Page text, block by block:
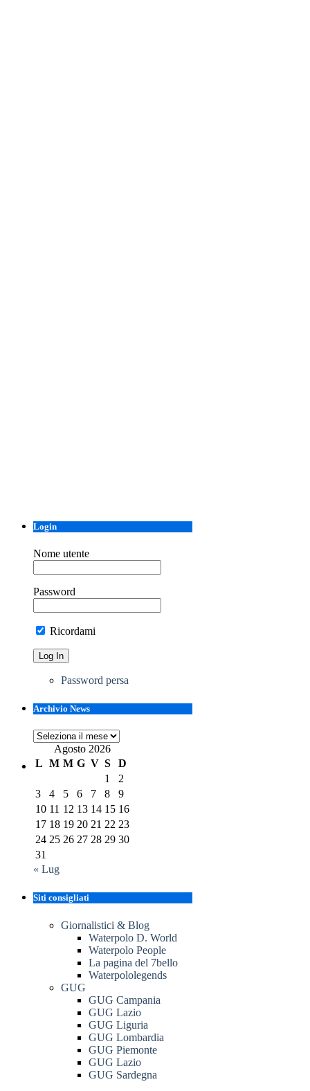
Login
Nome utente
Password
Ricordami
Password persa
Archivio News
Archivio
NewsAgosto 2026
L M M G V S
D
1
2
3
4 5 6 7 8
9
10 11 12 13 14 15 16
17 18 19 20 21 22 23
24 25 26 27 28 29 30
31
« Lug
Siti consigliati
Giornalistici & Blog
Waterpolo D. World
Waterpolo People
La pagina del 7bello
Waterpololegends
GUG
GUG Campania
GUG Lazio
GUG Liguria
GUG Lombardia
GUG Piemonte
GUG Lazio
GUG Sardegna